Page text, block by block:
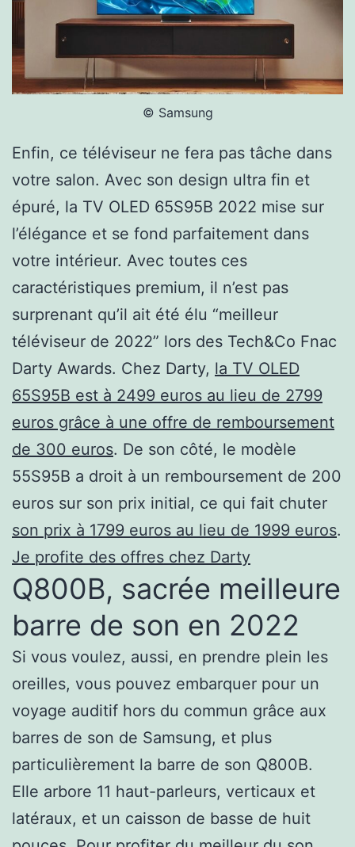
© Samsung
Enfin, ce téléviseur ne fera pas tâche dans
votre salon. Avec son design ultra fin et
épuré, la TV OLED 65S95B 2022 mise sur
l’élégance et se fond parfaitement dans
votre intérieur. Avec toutes ces
caractéristiques premium, il n’est pas
surprenant qu’il ait été élu “meilleur
téléviseur de 2022” lors des Tech&Co Fnac
Darty Awards. Chez Darty, la TV OLED
65S95B est à 2499 euros au lieu de 2799
euros grâce à une offre de remboursement
de 300 euros. De son côté, le modèle
55S95B a droit à un remboursement de 200
euros sur son prix initial, ce qui fait chuter
son prix à 1799 euros au lieu de 1999 euros.
Je profite des offres chez Darty
Q800B, sacrée meilleure
barre de son en 2022
Si vous voulez, aussi, en prendre plein les
oreilles, vous pouvez embarquer pour un
voyage auditif hors du commun grâce aux
barres de son de Samsung, et plus
particulièrement la barre de son Q800B.
Elle arbore 11 haut-parleurs, verticaux et
latéraux, et un caisson de basse de huit